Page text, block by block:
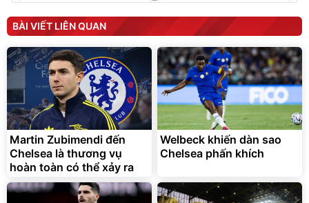
CECILA cho bé 1-9 tuổi
220.000đ
Hot Deal
Cecila Offical Store
D2-001 - Thông Minh
3.000.000
2.200.000đ
Flash Sale
Unmute
Vali Bamozo Khung Nhôm
9066 Size 20/24/28 Cao
Cấp
1.000.000
825.000đ
Flash Sale
BÀI VIẾT LIÊN QUAN
Martin Zubimendi đến
Chelsea là thương vụ
hoàn toàn có thể xảy ra
Welbeck khiến dàn sao
Chelsea phấn khích